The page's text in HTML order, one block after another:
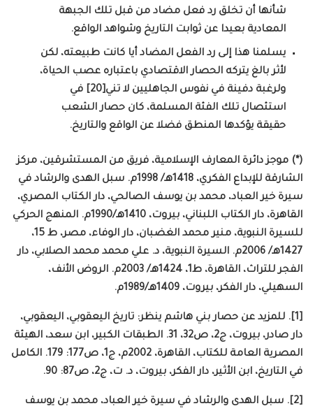
شأنها أن تخلق رد فعل مضاد من قبل تلك الجبهة
المعادية بعيدا عن ثوابت التاريخ وشواهد الواقع.
يسلمنا هذا إلى رد الفعل المضاد أيا كانت طبيعته، لكن
لأثر بالغ يتركه الحصار الاقتصادي باعتباره عصب الحياة،
ولرغبة دفينة في نفوس الجاهليين لا تني[20] في
استئصال تلك الفئة المسلمة، كان حصار الشعب
حقيقة يؤكدها المنطق فضلا عن الواقع والتاريخ.
(*) موجز دائرة المعارف الإسلامية، فريق من المستشرقين، مركز
الشارقة للإبداع الفكري، 1418هـ/ 1998م. سبل الهدى والرشاد في
سيرة خير العباد، محمد بن يوسف الصالحي، دار الكتاب المصري،
القاهرة، دار الكتاب اللبناني، بيروت، 1410هـ/1990م. المنهج الحركي
للسيرة النبوية، منير محمد الغضبان، دار الوفاء، مصر، ط 15،
1427هـ/ 2006م. السيرة النبوية، د. علي محمد محمد الصلابي، دار
الفجر للتراث، القاهرة، ط1، 1424هـ/ 2003م. الروض الأنف،
السهيلي، دار الفكر، بيروت، 1409هـ/1989م.
[1]. للمزيد عن حصار بني هاشم ينظر: تاريخ اليعقوبي، اليعقوبي،
دار صادر، بيروت، ج2، ص32، 31. الطبقات الكبير، ابن سعد، الهيئة
المصرية العامة للكتاب، القاهرة، 2002م، ج1، ص177: 179. الكامل
في التاريخ، ابن الأثير، دار الفكر، بيروت، د. ت، ج2، ص87: 90.
[2]. سبل الهدى والرشاد في سيرة خير العباد، محمد بن يوسف